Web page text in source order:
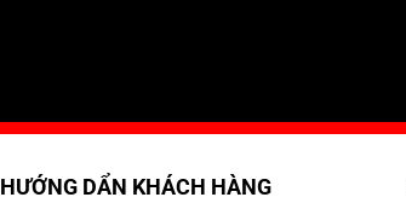
HƯỚNG DẨN KHÁCH HÀNG